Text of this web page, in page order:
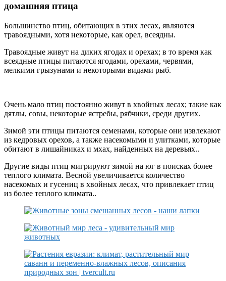
домашняя птица
Большинство птиц, обитающих в этих лесах, являются
травоядными, хотя некоторые, как орел, всеядны.
Травоядные живут на диких ягодах и орехах; в то время как
всеядные птицы питаются ягодами, орехами, червями,
мелкими грызунами и некоторыми видами рыб.
Очень мало птиц постоянно живут в хвойных лесах; такие как
дятлы, совы, некоторые ястребы, рябчики, среди других.
Зимой эти птицы питаются семенами, которые они извлекают
из кедровых орехов, а также насекомыми и улитками, которые
обитают в лишайниках и мхах, найденных на деревьях..
Другие виды птиц мигрируют зимой на юг в поисках более
теплого климата. Весной увеличивается количество
насекомых и гусениц в хвойных лесах, что привлекает птиц
из более теплого климата..